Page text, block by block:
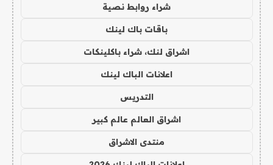
شراء روابط نصية
باقات باك لينك
اشراق لنك، شراء باكلينكات
اعلانات الباك لينك
التدريس
اشراق العالم عالم كبير
منتدى الاشراق